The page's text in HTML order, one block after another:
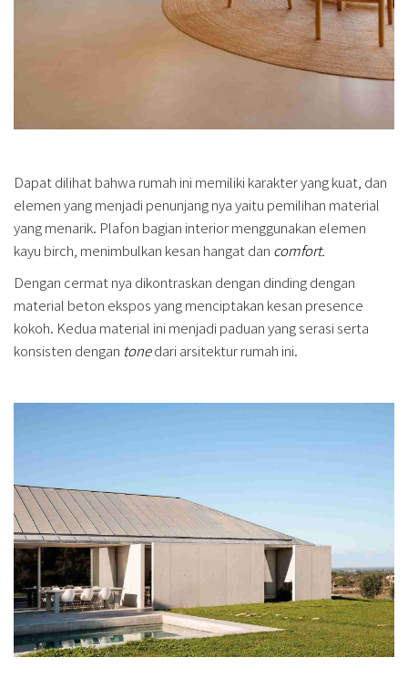
Dapat dilihat bahwa rumah ini memiliki karakter yang kuat, dan
elemen yang menjadi penunjang nya yaitu pemilihan material
yang menarik. Plafon bagian interior menggunakan elemen
kayu birch, menimbulkan kesan hangat dan comfort.
Dengan cermat nya dikontraskan dengan dinding dengan
material beton ekspos yang menciptakan kesan presence
kokoh. Kedua material ini menjadi paduan yang serasi serta
konsisten dengan tonedari arsitektur rumah ini.